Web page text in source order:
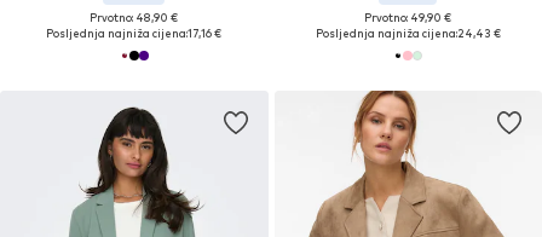
Prvotno: 48,90 €
Posljednja najniža cijena:17,16 €
Prvotno: 49,90 €
Posljednja najniža cijena:24,43 €